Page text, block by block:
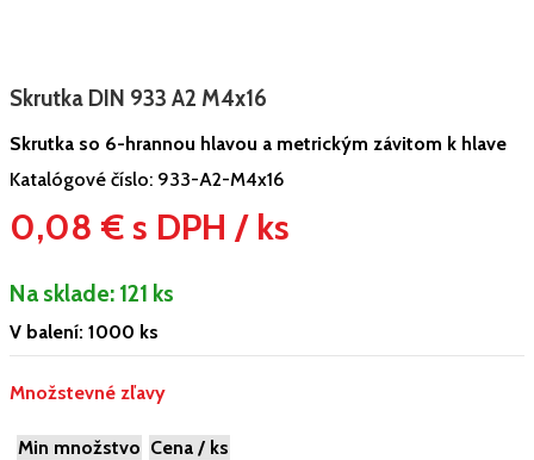
Skrutka DIN 933 A2 M4x16
Skrutka so 6-hrannou hlavou a metrickým závitom k hlave
Katalógové číslo: 933-A2-M4x16
0,08 € s DPH / ks
Na sklade: 121 ks
V balení: 1000 ks
Množstevné zľavy
Min množstvo Cena / ks